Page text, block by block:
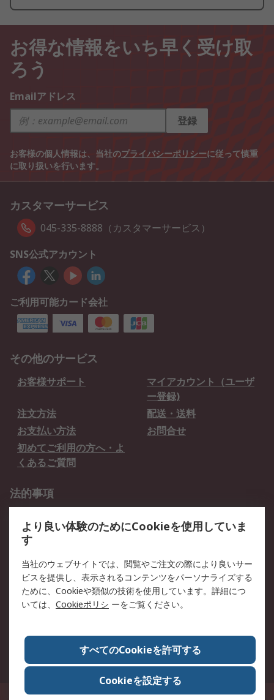
お得な情報をいち早く受け取
ろう
Emailアドレス
登録
お客様の個人情報は、当社のプライバシーポリシーに従って慎重
に取り扱いを行います。
カスタマーサービス
045-335-8888（カスタマーサービス）
SNS公式アカウント
ご利用可能カード会社
その他のサービス
お客様サポート
マイアカウント（ユーザ
ー登録)
注文方法
配送・送料
お支払い方法
お問合せ
初めてご利用の方へ・よ
くあるご質問
法的事項
クッキーポリシー
RSについて
会社概要
採用情報
プレスリリース＆お知ら
コーポレートサイト
全世界のRS
RSの歴史
ESGへの取り組み（英語）
認証について
〒240-0005 神奈川県横浜市保土ヶ谷区神戸町134番地 横浜ビジネスパーク ウ
より良い体験のためにCookieを使用していま
す
当社のウェブサイトでは、閲覧やご注文の際により良いサー
ビスを提供し、表示されるコンテンツをパーソナライズする
ために、Cookieや類似の技術を使用しています。詳細につ
いては、 Cookieポリシ ーをご覧ください。
すべてのCookieを許可する
Cookieを設定する